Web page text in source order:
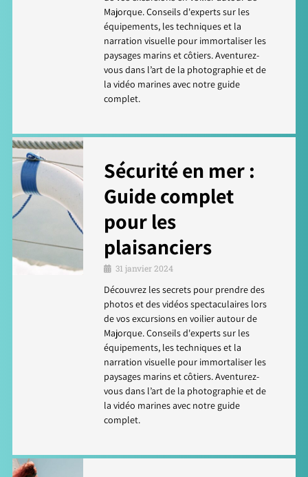
Majorque. Conseils d'experts sur les
équipements, les techniques et la
narration visuelle pour immortaliser les
paysages marins et côtiers. Aventurez-
vous dans l’art de la photographie et de
la vidéo marines avec notre guide
complet.
Sécurité en mer :
Guide complet
pour les
plaisanciers
31 janvier 2024
Découvrez les secrets pour prendre des
photos et des vidéos spectaculaires lors
de vos excursions en voilier autour de
Majorque. Conseils d'experts sur les
équipements, les techniques et la
narration visuelle pour immortaliser les
paysages marins et côtiers. Aventurez-
vous dans l’art de la photographie et de
la vidéo marines avec notre guide
complet.